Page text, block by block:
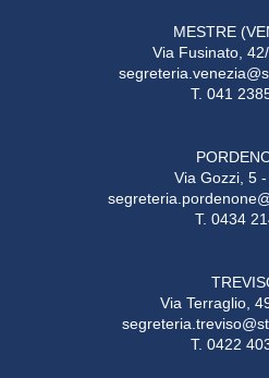
MESTRE
Via Fusinato,
T. 041
Via Gozzi, 5
T. 0434
Via Terraglio,
T. 0422